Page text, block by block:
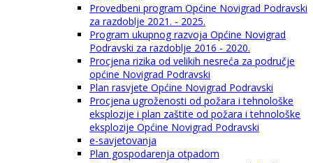
Provedbeni program Općine Novigrad Podravski
za razdoblje 2021. - 2025.
Program ukupnog razvoja Općine Novigrad
Podravski za razdoblje 2016 - 2020.
Procjena rizika od velikih nesreća za područje
općine Novigrad Podravski
Plan rasvjete Općine Novigrad Podravski
Procjena ugroženosti od požara i tehnološke
eksplozije i plan zaštite od požara i tehnološke
eksplozije Općine Novigrad Podravski
e-savjetovanja
Plan gospodarenja otpadom